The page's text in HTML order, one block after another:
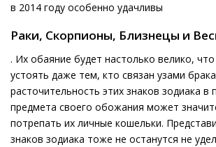
в 2014 году особенно удачливы
Раки, Скорпионы, Близнецы и
. Их обаяние будет настолько велико,
устоять даже тем, кто связан узами
расточительность этих знаков зодиака в
предмета своего обожания может
потрепать их личные кошельки.
знаков зодиака тоже не останутся не